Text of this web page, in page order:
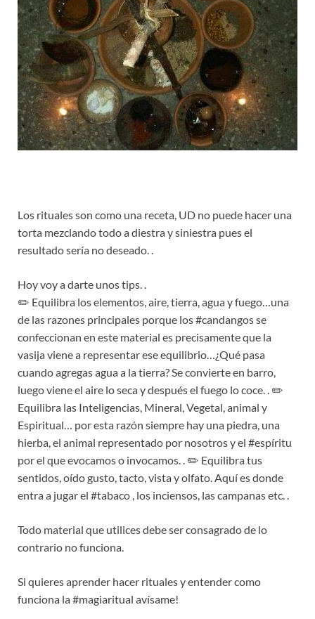
Los rituales son como una receta, UD no puede hacer una
torta mezclando todo a diestra y siniestra pues el
resultado sería no deseado. .
Hoy voy a darte unos tips. .
✏️ Equilibra los elementos, aire, tierra, agua y fuego…una
de las razones principales porque los #candangos se
confeccionan en este material es precisamente que la
vasija viene a representar ese equilibrio…¿Qué pasa
cuando agregas agua a la tierra? Se convierte en barro,
luego viene el aire lo seca y después el fuego lo coce. . ✏️
Equilibra las Inteligencias, Mineral, Vegetal, animal y
Espiritual… por esta razón siempre hay una piedra, una
hierba, el animal representado por nosotros y el #espíritu
por el que evocamos o invocamos. . ✏️ Equilibra tus
sentidos, oído gusto, tacto, vista y olfato. Aquí es donde
entra a jugar el #tabaco , los inciensos, las campanas etc. .
Todo material que utilices debe ser consagrado de lo
contrario no funciona.
Si quieres aprender hacer rituales y entender como
funciona la #magiaritual avísame!